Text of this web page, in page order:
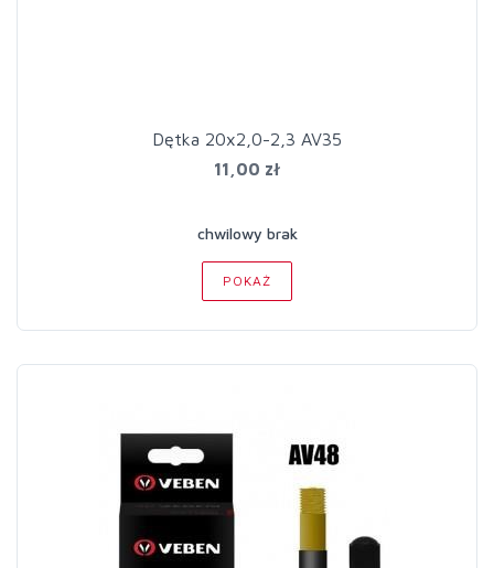
Dętka 20x2,0-2,3 AV35
11,00 zł
chwilowy brak
POKAŻ